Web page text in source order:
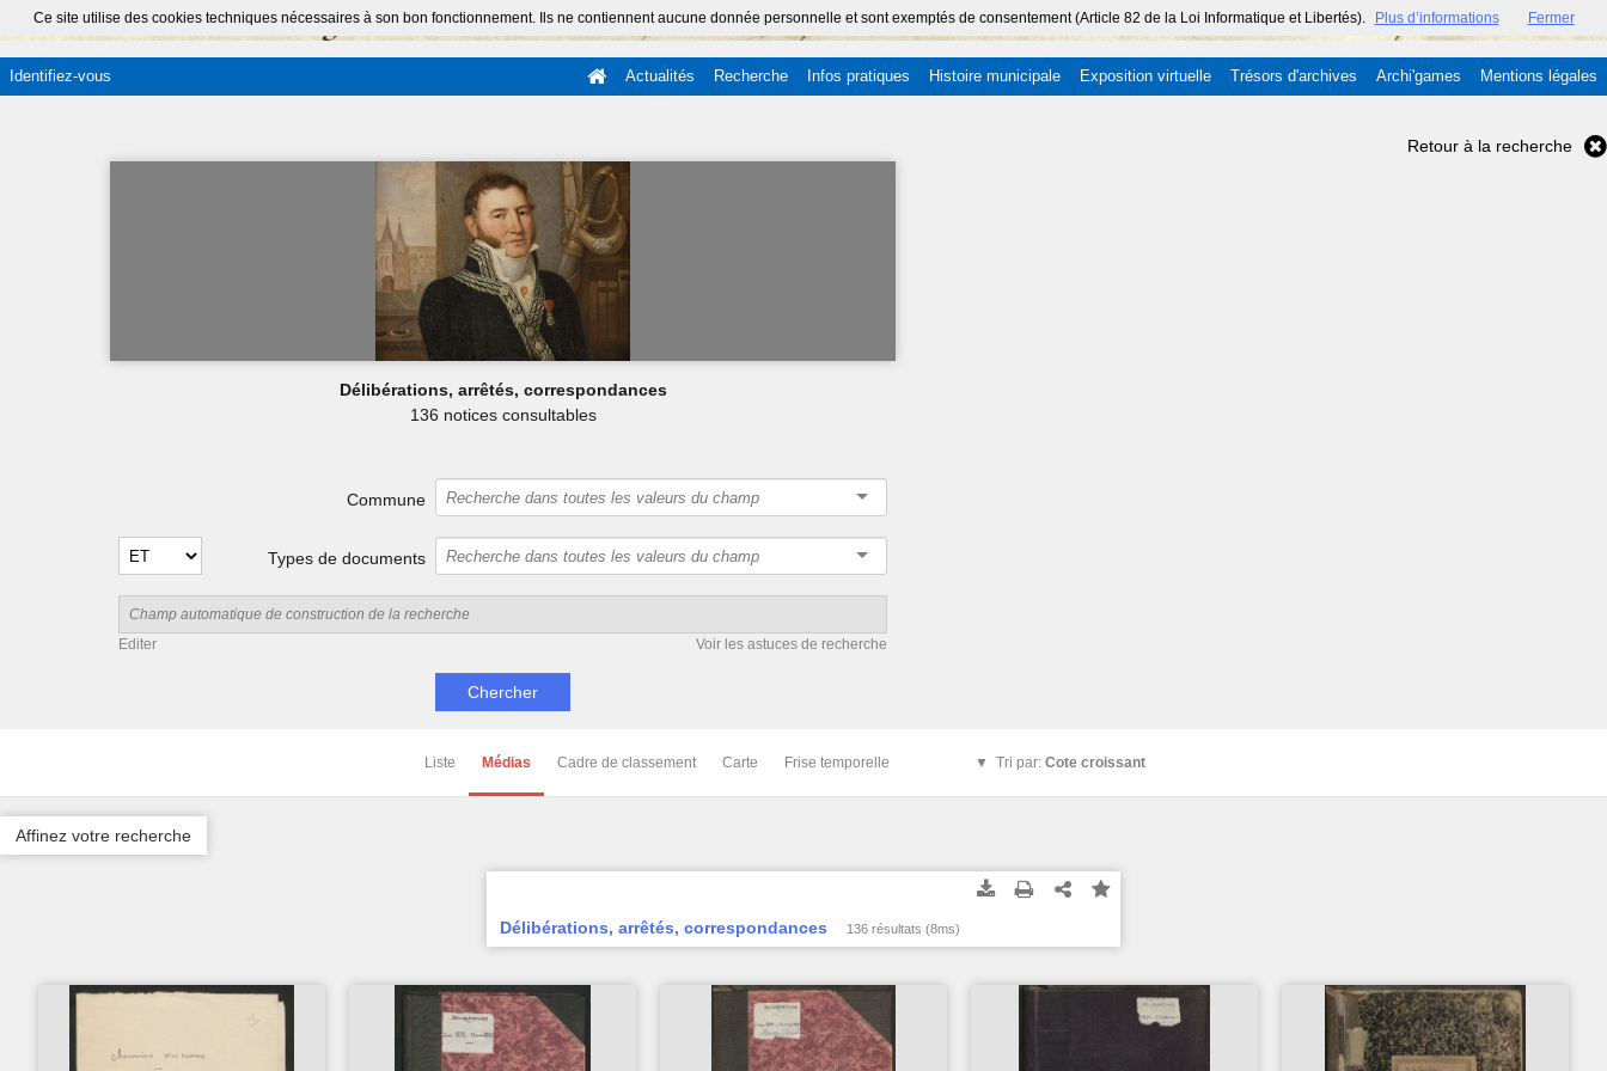
Ce site utilise des cookies techniques nécessaires à son bon fonctionnement. Ils ne contiennent aucune donnée personnelle et sont exemptés de consentement (Article 82 de la Loi Informatique et Libertés). Plus d’informations Fermer
Identifiez-vous Actualités Recherche Infos pratiques Histoire municipale Exposition virtuelle Trésors d'archives Archi'games Mentions légales
Retour à la recherche
Délibérations, arrêtés, correspondances
136 notices consultables
Commune
Types de documents
Editer Voir les astuces de recherche
Liste Médias Cadre de classement Carte Frise temporelle Tri par: Cote croissant
Affinez votre recherche
Délibérations, arrêtés, correspondances 136 résultats (8ms)